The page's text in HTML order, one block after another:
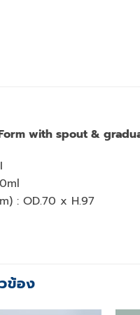
with spout &
: OD.70 x H.97
ข้อง